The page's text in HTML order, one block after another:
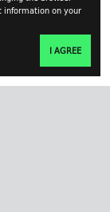
information on your
I AGREE